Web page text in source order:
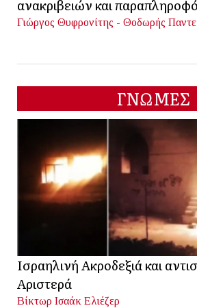
ανακριβειών και
Γιώργος Θυφρονίτης - Θοδωρής
ΓΝΩΜΕΣ
Ισραηλινή Ακροδεξιά και
Αριστερά
Βίκτωρ Ισαάκ Ελιέζερ